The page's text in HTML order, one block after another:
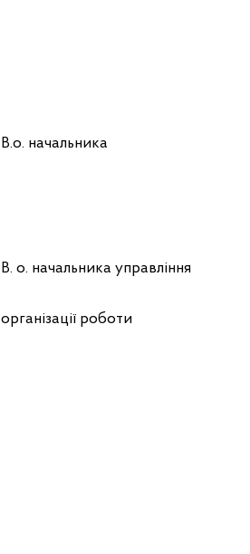
В.о.
Анна
В. о. начальника управління
Олена